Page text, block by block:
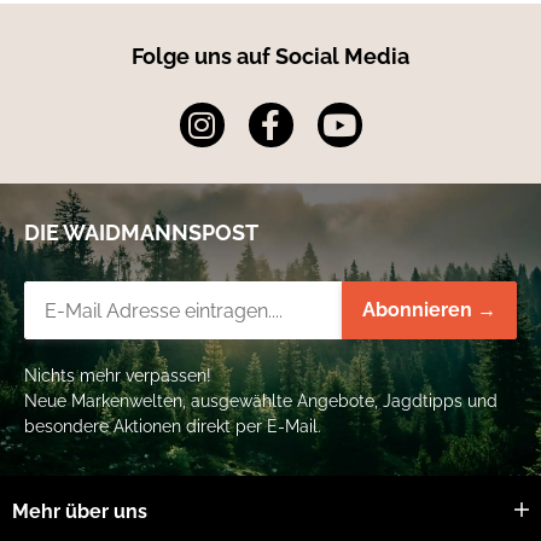
Folge uns auf Social Media
DIE WAIDMANNSPOST
Abonnieren →
Nichts mehr verpassen!
Neue Markenwelten, ausgewählte Angebote, Jagdtipps und
besondere Aktionen direkt per E-Mail.
Mehr über uns